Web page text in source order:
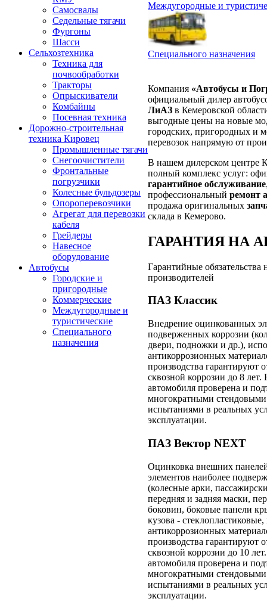
Самосвалы
Седельные тягачи
Фургоны
Шасси
Сельхозтехника
Техника для
почвообработки
Тракторы
Опрыскиватели
Комбайны
Посевная техника
Дорожно-строительная
техника Кировец
Промышленные тягачи
Снегоочистители
Фронтальные
погрузчики
Колесные бульдозеры
Опороперевозчики
Агрегат для перевозки
кабеля
Грейдеры
Навесное
оборудование
Автобусы
Городские и
пригородные
Коммерческие
Междугородные и
туристические
Специального
назначения
Междугородные и
Специального назначения
Компания «Автобусы и
официальный дилер
ЛиАЗ в Кемеровской
выгодные цены на новые
городских, пригородных и
перевозок напрямую от
В нашем дилерском центре
полный комплекс услуг:
гарантийное обслуживание
профессиональный ремонт
продажа оригинальных
склада в Кемерово.
ГАРАНТИЯ НА
Гарантийные
производителей
ПАЗ Классик
Внедрение оцинкованных
подверженных коррозии
двери, подножки и др.),
антикоррозионных
производства гарантируют
сквозной коррозии до 8 лет.
автомобиля проверена и
многократными
испытаниями в реальных
эксплуатации.
ПАЗ Вектор NEXT
Оцинковка внешних
элементов наиболее
(колесные арки,
передняя и задняя маски,
боковин, боковые панели
кузова -
антикоррозионных
производства гарантируют
сквозной коррозии до 10
автомобиля проверена и
многократными
испытаниями в реальных
эксплуатации.